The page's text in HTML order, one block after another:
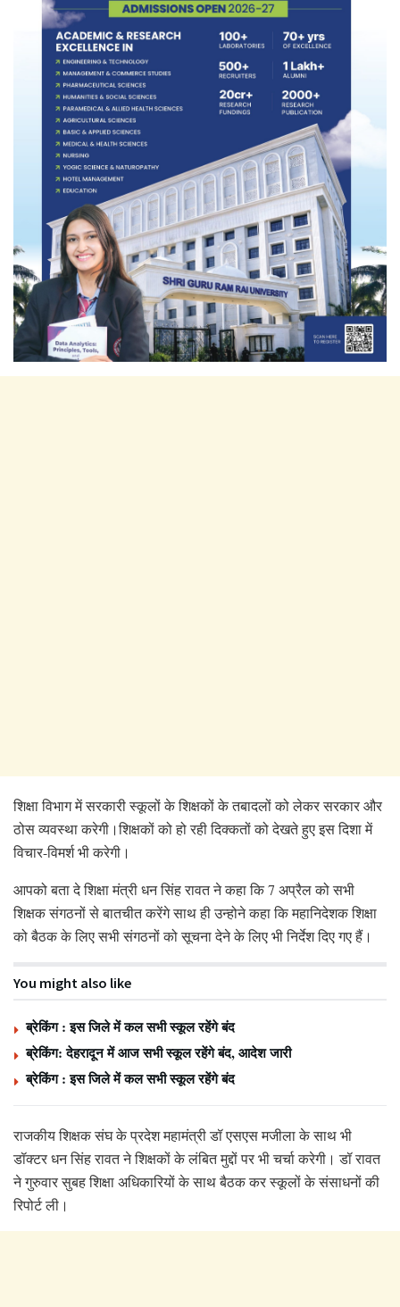
शिक्षा विभाग में सरकारी स्कूलों के शिक्षकों के तबादलों को लेकर सरकार और
ठोस व्यवस्था करेगी।शिक्षकों को हो रही दिक्कतों को देखते हुए इस दिशा में
विचार-विमर्श भी करेगी।
आपको बता दे शिक्षा मंत्री धन सिंह रावत ने कहा कि 7 अप्रैल को सभी
शिक्षक संगठनों से बातचीत करेंगे साथ ही उन्होने कहा कि महानिदेशक शिक्षा
को बैठक के लिए सभी संगठनों को सूचना देने के लिए भी निर्देश दिए गए हैं।
You might also like
ब्रेकिंग : इस जिले में कल सभी स्कूल रहेंगे बंद
ब्रेकिंग: देहरादून में आज सभी स्कूल रहेंगे बंद, आदेश जारी
ब्रेकिंग : इस जिले में कल सभी स्कूल रहेंगे बंद
राजकीय शिक्षक संघ के प्रदेश महामंत्री डॉ एसएस मजीला के साथ भी
डॉक्टर धन सिंह रावत ने शिक्षकों के लंबित मुद्दों पर भी चर्चा करेगी। डॉ रावत
ने गुरुवार सुबह शिक्षा अधिकारियों के साथ बैठक कर स्कूलों के संसाधनों की
रिपोर्ट ली।